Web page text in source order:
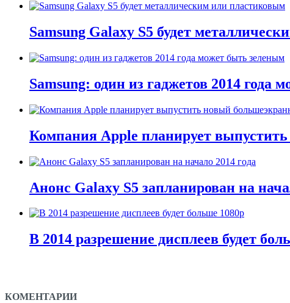
Samsung Galaxy S5 будет
Samsung: один из гаджетов 2014 года
Компания Apple планирует
Анонс Galaxy S5 запланирован на
В 2014 разрешение дисплеев будет
КОМЕНТАРИИ